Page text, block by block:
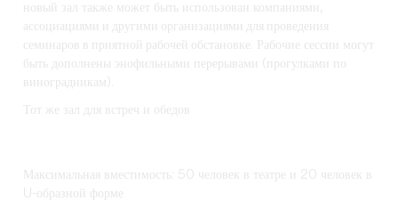
новый зал также может быть использован компаниями,
ассоциациями и другими организациями для проведения
семинаров в приятной рабочей обстановке
. Рабочие сессии могут
быть дополнены энофильными перерывами (прогулками по
виноградникам).
Тот же зал для встреч и обедов
Максимальная вместимость: 50 человек в театре и 20 человек в
U-образной форме